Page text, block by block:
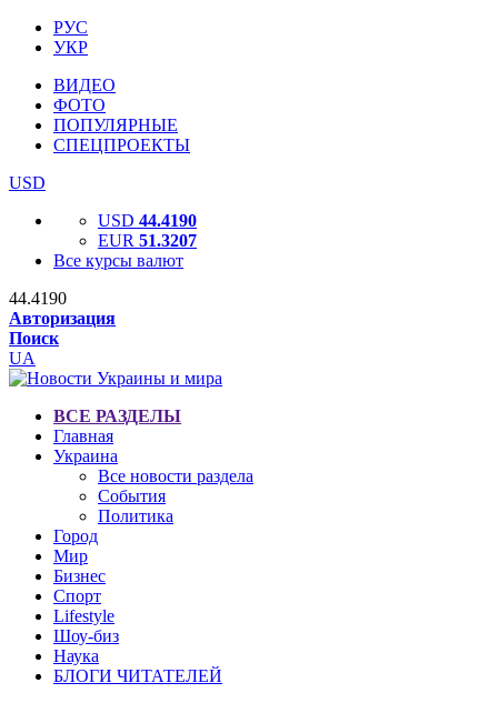
РУС
УКР
ВИДЕО
ФОТО
ПОПУЛЯРНЫЕ
СПЕЦПРОЕКТЫ
USD
USD 44.4190
EUR 51.3207
Все курсы валют
44.4190
Авторизация
Поиск
UA
ВСЕ РАЗДЕЛЫ
Главная
Украина
Все новости раздела
События
Политика
Город
Мир
Бизнес
Спорт
Lifestyle
Шоу-биз
Наука
БЛОГИ ЧИТАТЕЛЕЙ